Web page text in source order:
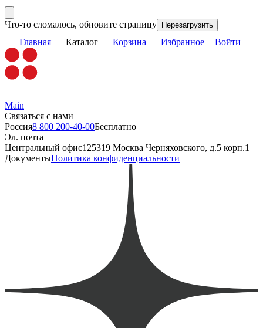
Что-то сломалось, обновите страницу Перезагрузить
Главная Каталог Корзина Избранное Войти
Main
Связаться с нами
Россия8 800 200-40-00Бесплатно
Эл. почта
Центральный офис125319 Москва Черняховского, д.5 корп.1
ДокументыПолитика конфиденциальности